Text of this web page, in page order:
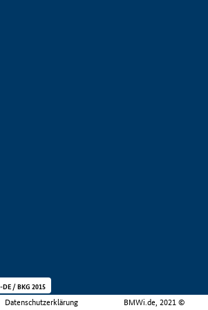
Datenschutzerklärung BMWi.de, 2021 ©
/ BKG 2015